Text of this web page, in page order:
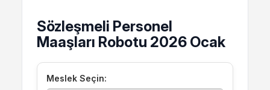
Sözleşmeli Personel
Maaşları Robotu 2026 Ocak
Meslek Seçin: